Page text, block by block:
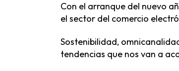
Con el arranque del nuevo
el sector del comercio
Sostenibilidad,
tendencias que nos van a